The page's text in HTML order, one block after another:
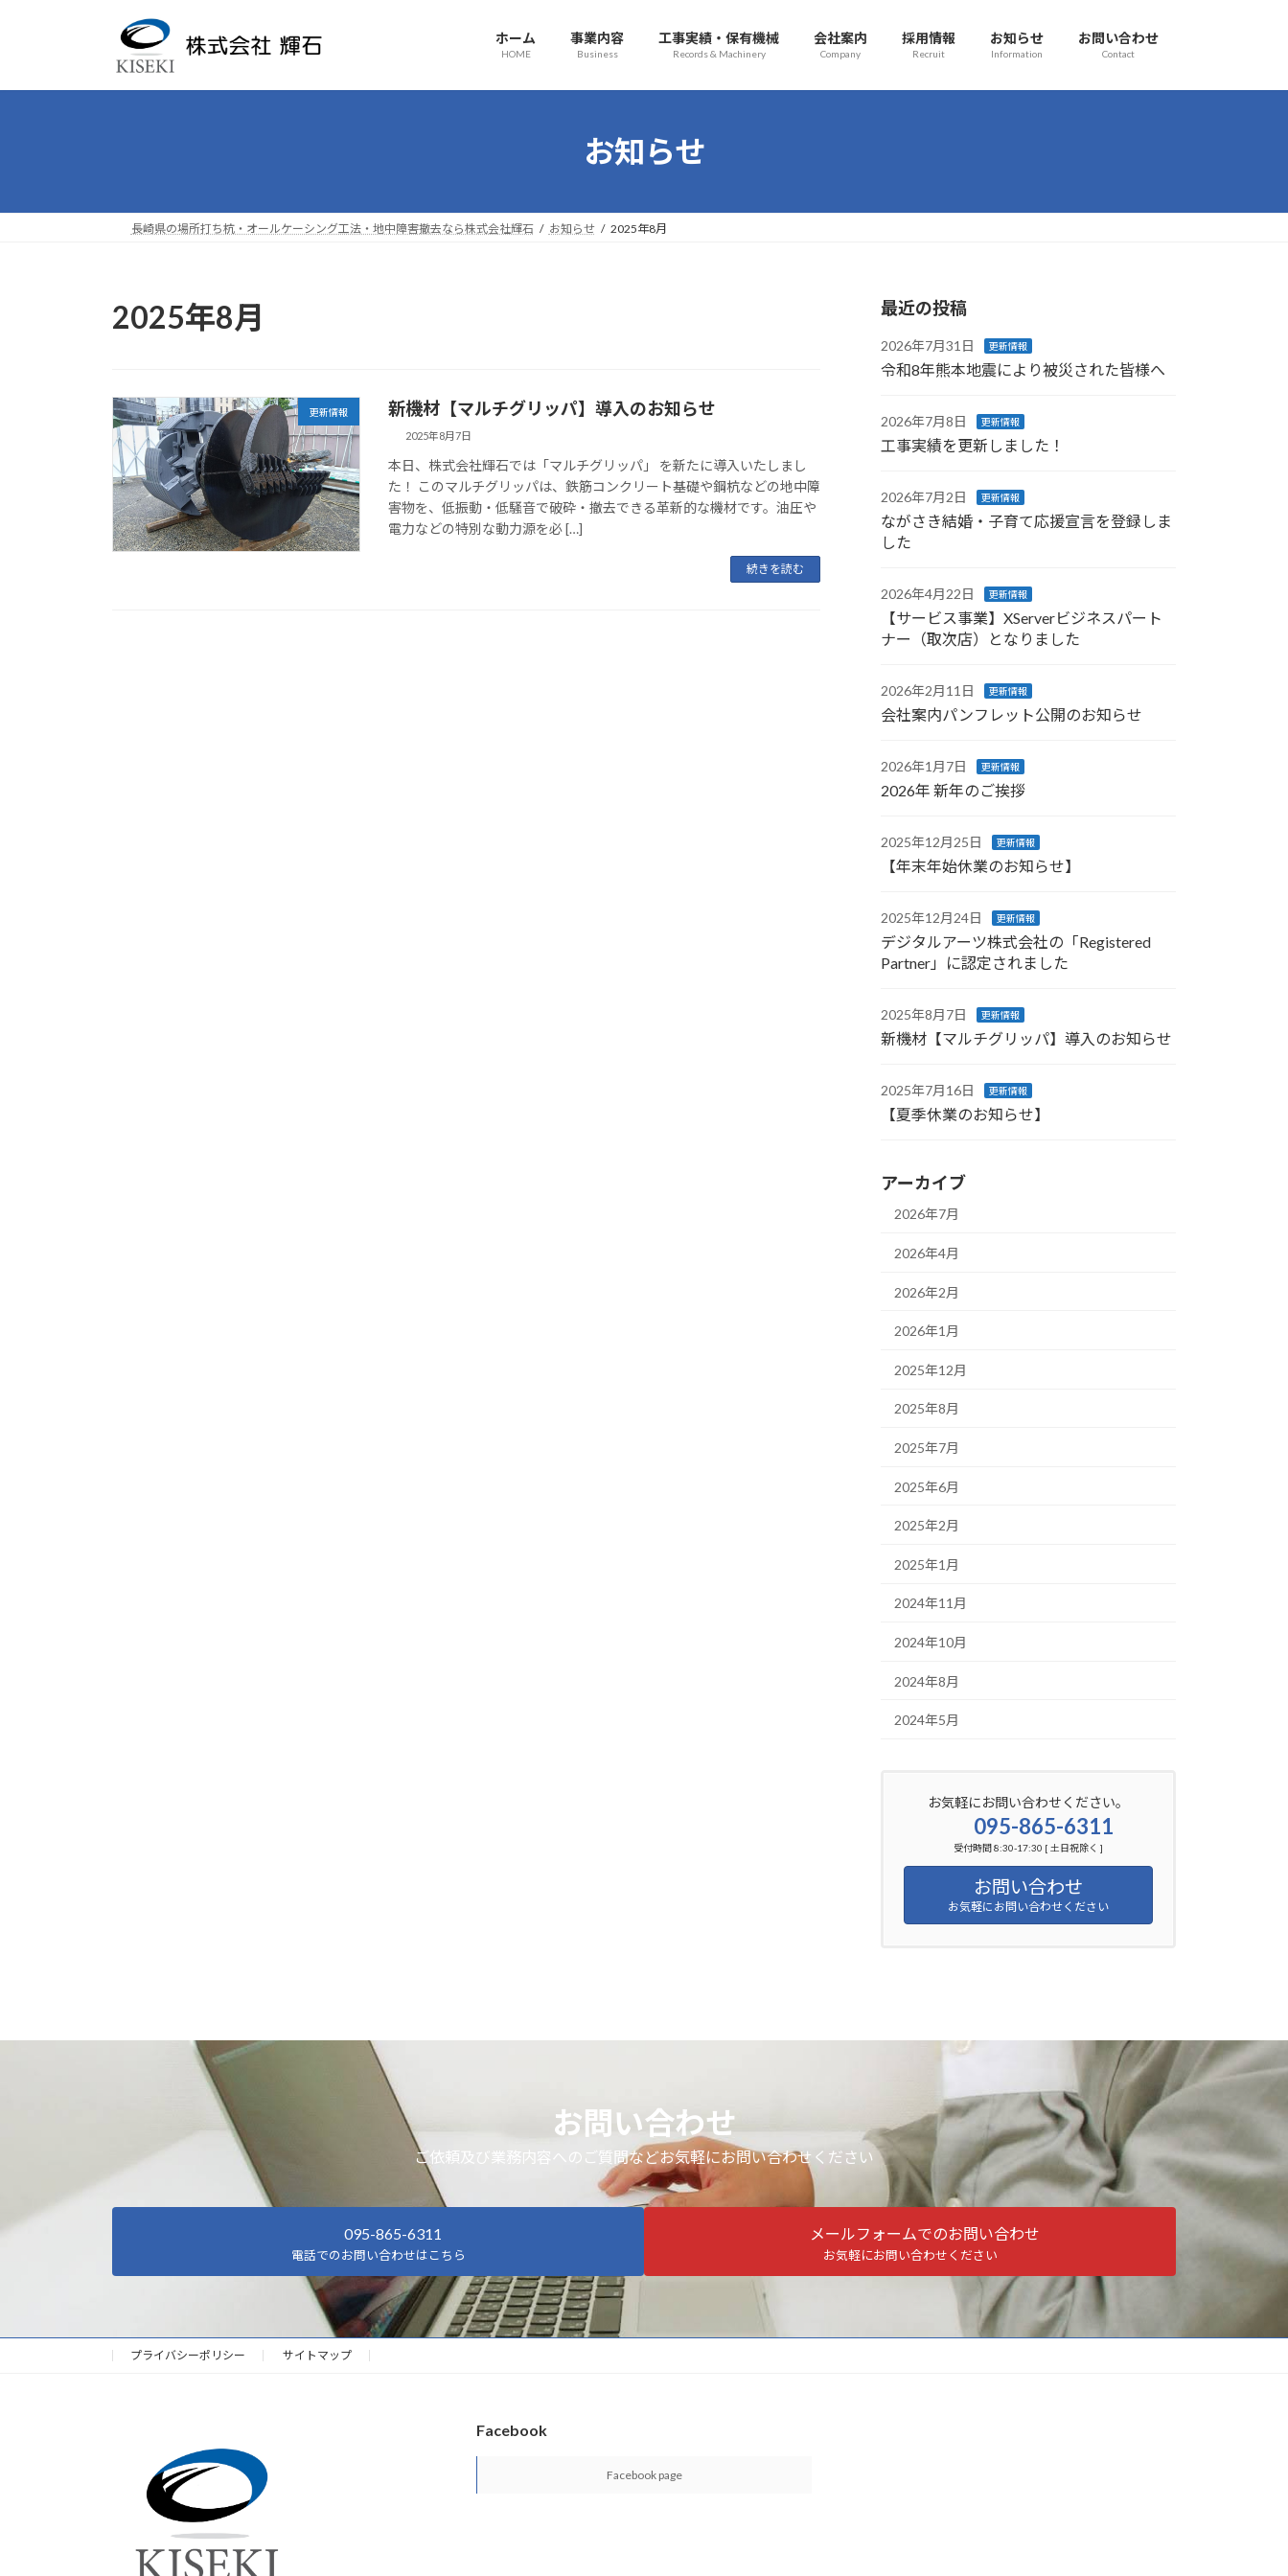
プ
動
ホーム
HOME
事業内容
Business
工事実績・保有機械
Records & Machinery
会社案内
Company
採用情報
Recruit
お知らせ
Information
お問い合わせ
Contact
お知らせ
長崎県の場所打ち杭・オールケーシング工法・地中障害撤去なら株式会社輝石 お知らせ 2025年8月
2025年8月
更新情報 新機材【マルチグリッパ】導入のお知らせ
2025年8月7日
本日、株式会社輝石では「マルチグリッパ」 を新たに導入いたしまし
た！ このマルチグリッパは、鉄筋コンクリート基礎や鋼杭などの地中障
害物を、低振動・低騒音で破砕・撤去できる革新的な機材です。油圧や
電力などの特別な動力源を必 […]
続きを読む
最近の投稿
2026年7月31日 更新情報
令和8年熊本地震により被災された皆様へ
2026年7月8日 更新情報
工事実績を更新しました！
2026年7月2日 更新情報
ながさき結婚・子育て応援宣言を登録しま
した
2026年4月22日 更新情報
【サービス事業】XServerビジネスパート
ナー（取次店）となりました
2026年2月11日 更新情報
会社案内パンフレット公開のお知らせ
2026年1月7日 更新情報
2026年 新年のご挨拶
2025年12月25日 更新情報
【年末年始休業のお知らせ】
2025年12月24日 更新情報
デジタルアーツ株式会社の「Registered
Partner」に認定されました
2025年8月7日 更新情報
新機材【マルチグリッパ】導入のお知らせ
2025年7月16日 更新情報
【夏季休業のお知らせ】
アーカイブ
2026年7月
2026年4月
2026年2月
2026年1月
2025年12月
2025年8月
2025年7月
2025年6月
2025年2月
2025年1月
2024年11月
2024年10月
2024年8月
2024年5月
お気軽にお問い合わせください。
095-865-6311
受付時間 8:30-17:30 [ 土日祝除く ]
お問い合わせ
お気軽にお問い合わせください
お問い合わせ
ご依頼及び業務内容へのご質問などお気軽にお問い合わせください
095-865-6311
電話でのお問い合わせはこちら
メールフォームでのお問い合わせ
お気軽にお問い合わせください
プライバシーポリシー サイトマップ
Facebook
Facebook page